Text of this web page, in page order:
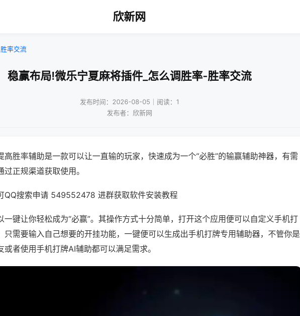
欣新网
胜率交流
稳赢布局!微乐宁夏麻将插件_怎么调胜率-胜率交流
发布时间：2026-08-05｜阅读：1
发布者：欣新网
高胜率辅助是一款可以让一直输的玩家，快速成为一个“必胜”的输赢辅助神器，有需
正规渠道获取使用。
QQ搜索申请 549552478 进群获取软件安装教程
一键让你轻松成为“必赢”。其操作方式十分简单，打开这个应用便可以自定义手机打
只需要输入自己想要的开挂功能，一键便可以生成出手机打牌专用辅助器，不管你是
或者使用手机打牌AI辅助都可以满足需求。